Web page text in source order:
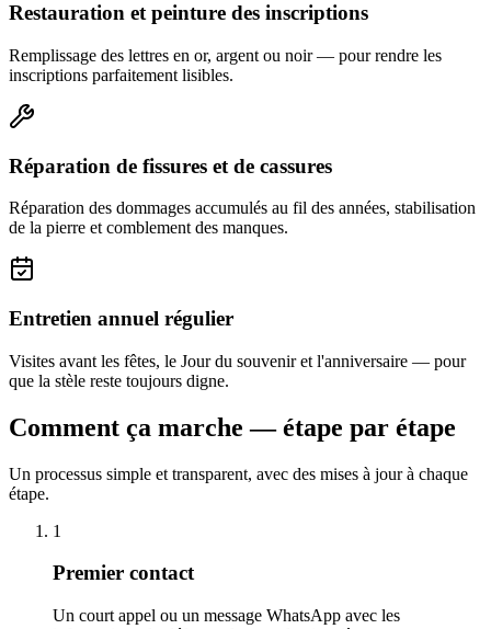
Restauration et peinture des inscriptions
Remplissage des lettres en or, argent ou noir — pour rendre les
inscriptions parfaitement lisibles.
Réparation de fissures et de cassures
Réparation des dommages accumulés au fil des années, stabilisation
de la pierre et comblement des manques.
Entretien annuel régulier
Visites avant les fêtes, le Jour du souvenir et l'anniversaire — pour
que la stèle reste toujours digne.
Comment ça marche — étape par étape
Un processus simple et transparent, avec des mises à jour à chaque
étape.
1
Premier contact
Un court appel ou un message WhatsApp avec les